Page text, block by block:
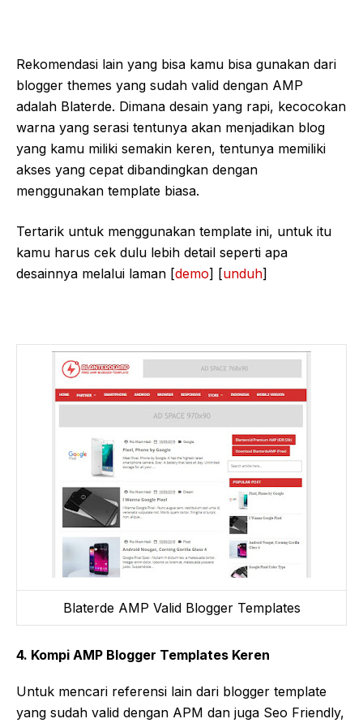
Rekomendasi lain yang bisa kamu bisa gunakan dari
blogger themes yang sudah valid dengan AMP
adalah Blaterde. Dimana desain yang rapi, kecocokan
warna yang serasi tentunya akan menjadikan blog
yang kamu miliki semakin keren, tentunya memiliki
akses yang cepat dibandingkan dengan
menggunakan template biasa.
Tertarik untuk menggunakan template ini, untuk itu
kamu harus cek dulu lebih detail seperti apa
desainnya melalui laman [demo] [unduh]
Blaterde AMP Valid Blogger Templates
4. Kompi AMP Blogger Templates Keren
Untuk mencari referensi lain dari blogger template
yang sudah valid dengan APM dan juga Seo Friendly,